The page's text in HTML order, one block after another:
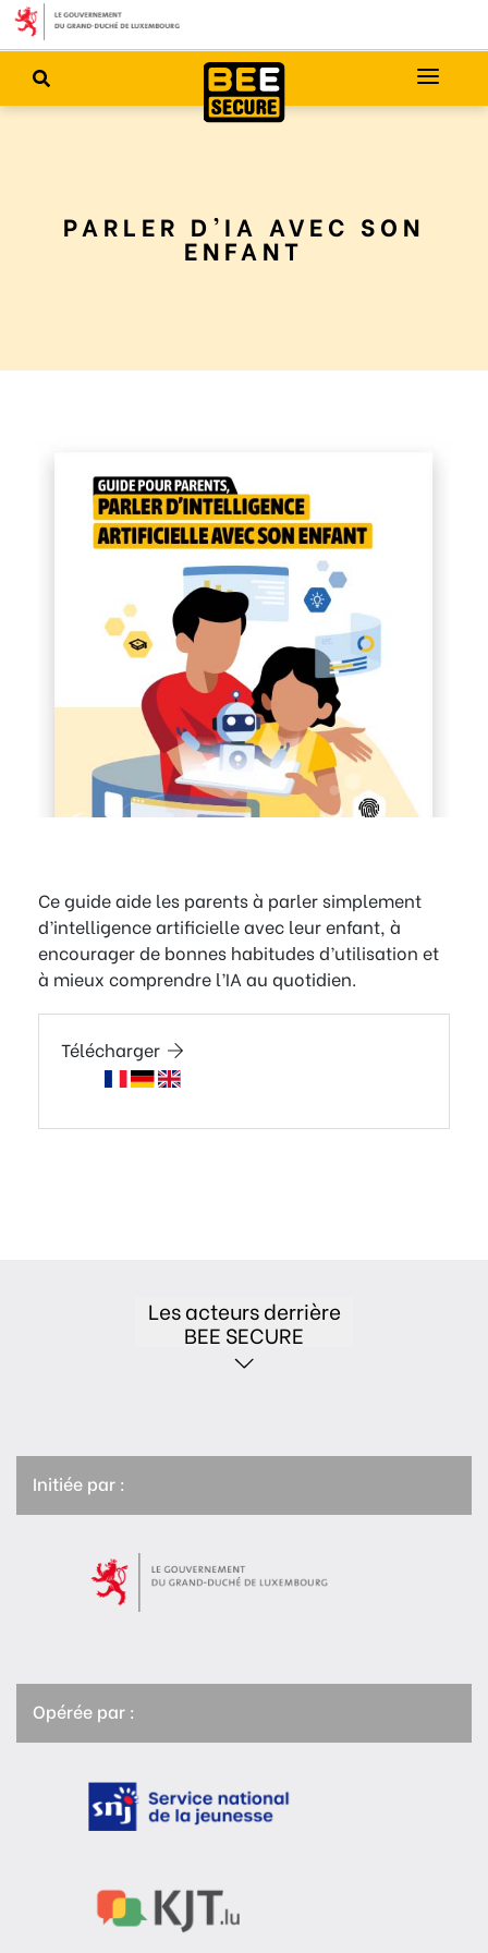
PARLER D’IA AVEC SON
ENFANT
Ce guide aide les parents à parler simplement
d’intelligence artificielle avec leur enfant, à
encourager de bonnes habitudes d’utilisation et
à mieux comprendre l’IA au quotidien.
Télécharger
Les acteurs derrière
BEE SECURE
Initiée par :
Opérée par :